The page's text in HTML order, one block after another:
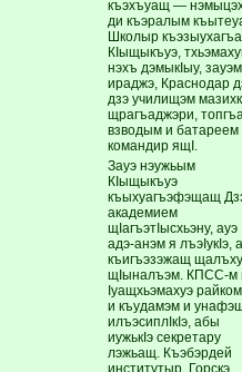
къэхъуащ —
ди къэралым
Школыр
КIыщыкъуэ,
нэхъ дэмыкIыу, зауэм
ираджэ, Краснодар
дзэ училищэм
щрагъаджэри,
взводым и батареем
командир ящI.
Зауэ нэужьым
КIыщыкъуэ
къыхуагъэфэщащ
академием
щIагъэтIысхьэну, ауэ
адэ-анэм я лъэIукIэ,
къигъэзэжащ
щIыналъэм. КПСС-м
Iуащхьэмахуэ
и къудамэм и
илъэсиплIкIэ, абы
иужькIэ секретару
лэжьащ. Къэбэрдей
институтыр, Горскэ